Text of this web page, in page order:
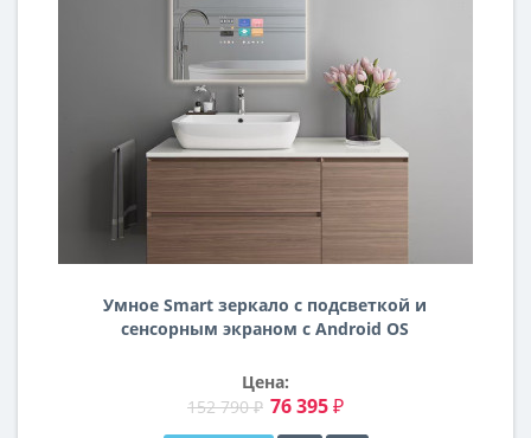
Умное Smart зеркало с подсветкой и
сенсорным экраном с Android OS
Цена:
152 790 ₽ 76 395 ₽